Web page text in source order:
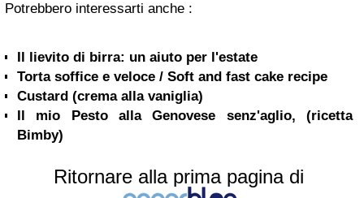
Potrebbero interessarti anche :
Il lievito di birra: un aiuto per l'estate
Torta soffice e veloce / Soft and fast cake recipe
Custard (crema alla vaniglia)
Il mio Pesto alla Genovese senz'aglio, (ricetta
Bimby)
Ritornare alla prima pagina di